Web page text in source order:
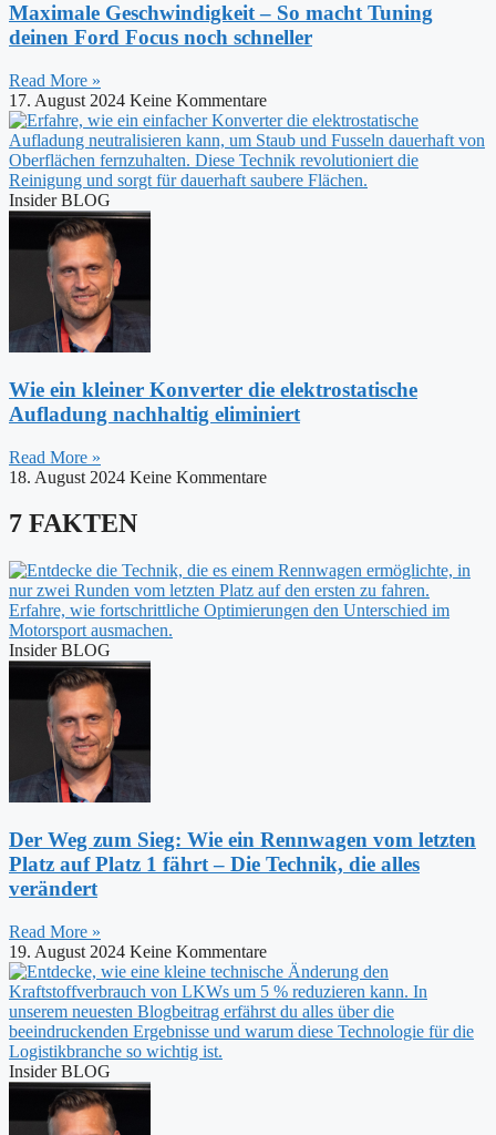
Maximale Geschwindigkeit – So macht Tuning
deinen Ford Focus noch schneller
Read More »
17. August 2024 Keine Kommentare
Insider BLOG
Wie ein kleiner Konverter die elektrostatische
Aufladung nachhaltig eliminiert
Read More »
18. August 2024 Keine Kommentare
7 FAKTEN
Insider BLOG
Der Weg zum Sieg: Wie ein Rennwagen vom letzten
Platz auf Platz 1 fährt – Die Technik, die alles
verändert
Read More »
19. August 2024 Keine Kommentare
Insider BLOG